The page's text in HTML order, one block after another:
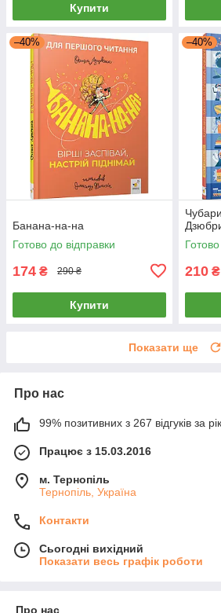
Купити
–40%
Банана-на-на
Готово до відправки
174 ₴ 290 ₴
Купити
–40%
210 ₴
Показати ще
Про нас
99% позитивних з 267 відгуків за рік
Працює з 15.03.2016
м. Тернопіль
Тернопіль, Україна
Контакти
Сьогодні вихідний
Показати весь графік роботи
Про нас